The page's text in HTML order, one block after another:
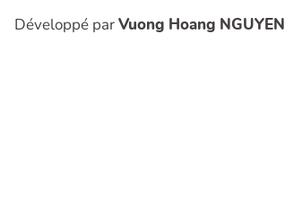
Développé parVuong Hoang NGUYEN